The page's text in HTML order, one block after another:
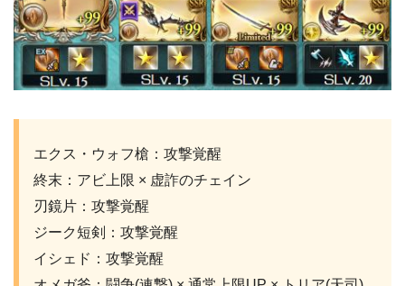
エクス・ウォフ槍：攻撃覚醒
終末：アビ上限 × 虚詐のチェイン
刃鏡片：攻撃覚醒
ジーク短剣：攻撃覚醒
イシェド：攻撃覚醒